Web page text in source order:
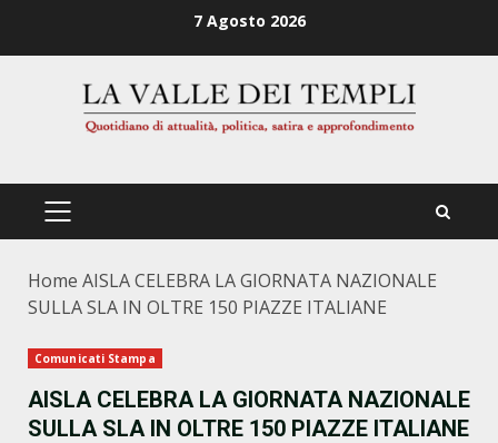
7 Agosto 2026
PRIMÄRES
Home AISLA CELEBRA LA GIORNATA NAZIONALE
SULLA SLA IN OLTRE 150 PIAZZE ITALIANE
Comunicati Stampa
AISLA CELEBRA LA GIORNATA NAZIONALE
SULLA SLA IN OLTRE 150 PIAZZE ITALIANE